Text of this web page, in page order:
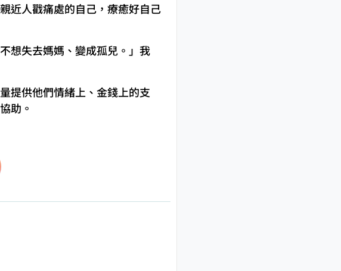
近人戳痛處的自己，療癒好自己
想失去媽媽、變成孤兒。」我
提供他們情緒上、金錢上的支
助。